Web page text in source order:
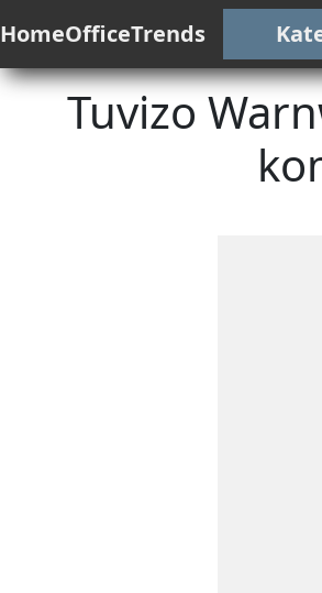
HomeOfficeTrends
Tuvizo